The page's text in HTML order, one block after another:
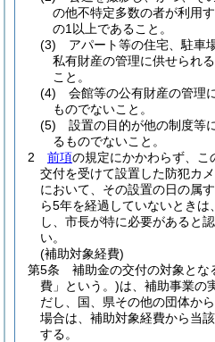
の他不特定多数の者が利用
の1以上であること。
(3)
アパート等の住宅、駐車
私有財産の管理に供せられ
こと。
(4)
会館等の公有財産の管理
ものでないこと。
(5)
設置の目的が他の制度等
るものでないこと。
2
前項の規定にかかわらず、
交付を受けて設置した防犯カ
において、その設置の日の属
ら5年を経過していないときは
し、市長が特に必要があると
い。
(補助対象経費)
第5条
補助金の交付の対象とな
費」という。)は、補助事業の
だし、国、県その他の団体か
場合は、補助対象経費から当
する。